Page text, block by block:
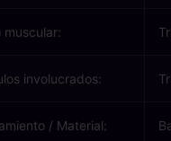
muscular:
involucrados:
/ Material: